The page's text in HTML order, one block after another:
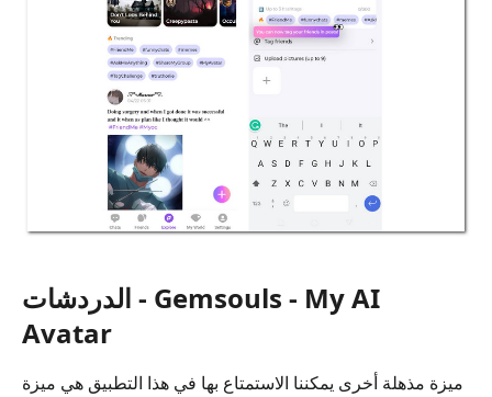
الدردشات - Gemsouls - My AI
Avatar
ميزة مذهلة أخرى يمكننا الاستمتاع بها في هذا التطبيق هي ميزة